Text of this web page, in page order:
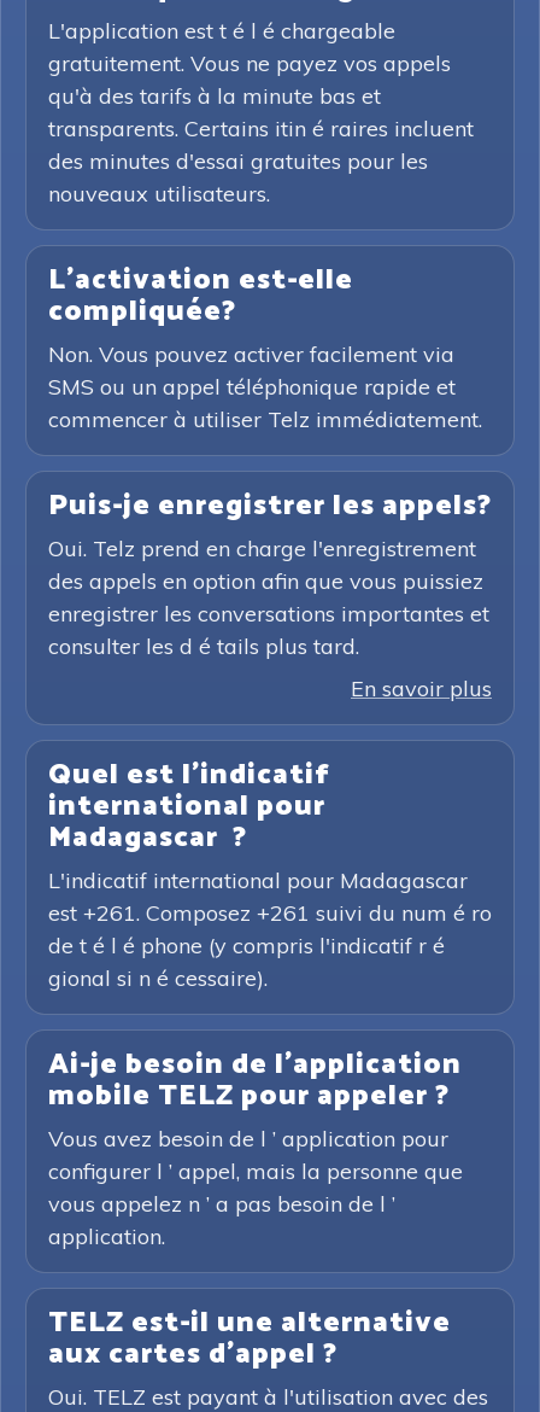
L'application est t é l é chargeable
gratuitement. Vous ne payez vos appels
qu'à des tarifs à la minute bas et
transparents. Certains itin é raires incluent
des minutes d'essai gratuites pour les
nouveaux utilisateurs.
L'activation est-elle
compliquée?
Non. Vous pouvez activer facilement via
SMS ou un appel téléphonique rapide et
commencer à utiliser Telz immédiatement.
Puis-je enregistrer les appels?
Oui. Telz prend en charge l'enregistrement
des appels en option afin que vous puissiez
enregistrer les conversations importantes et
consulter les d é tails plus tard.
En savoir plus
Quel est l'indicatif
international pour
Madagascar ?
L'indicatif international pour Madagascar
est +261. Composez +261 suivi du num é ro
de t é l é phone (y compris l'indicatif r é
gional si n é cessaire).
Ai-je besoin de l'application
mobile TELZ pour appeler ?
Vous avez besoin de l ’ application pour
configurer l ’ appel, mais la personne que
vous appelez n ’ a pas besoin de l ’
application.
TELZ est-il une alternative
aux cartes d'appel ?
Oui. TELZ est payant à l'utilisation avec des